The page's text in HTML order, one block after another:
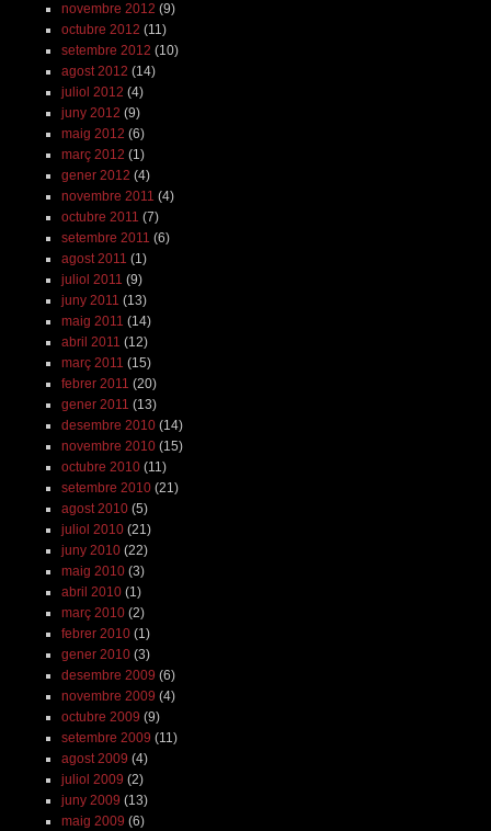
novembre 2012 (9)
octubre 2012 (11)
setembre 2012 (10)
agost 2012 (14)
juliol 2012 (4)
juny 2012 (9)
maig 2012 (6)
març 2012 (1)
gener 2012 (4)
novembre 2011 (4)
octubre 2011 (7)
setembre 2011 (6)
agost 2011 (1)
juliol 2011 (9)
juny 2011 (13)
maig 2011 (14)
abril 2011 (12)
març 2011 (15)
febrer 2011 (20)
gener 2011 (13)
desembre 2010(14)
novembre 2010(15)
octubre 2010(11)
setembre 2010(21)
agost 2010(5)
juliol 2010(21)
juny 2010(22)
maig 2010(3)
abril 2010(1)
març 2010(2)
febrer 2010(1)
gener 2010(3)
desembre 2009 (6)
novembre 2009 (4)
octubre 2009 (9)
setembre 2009 (11)
agost 2009 (4)
juliol 2009 (2)
juny 2009 (13)
maig 2009 (6)